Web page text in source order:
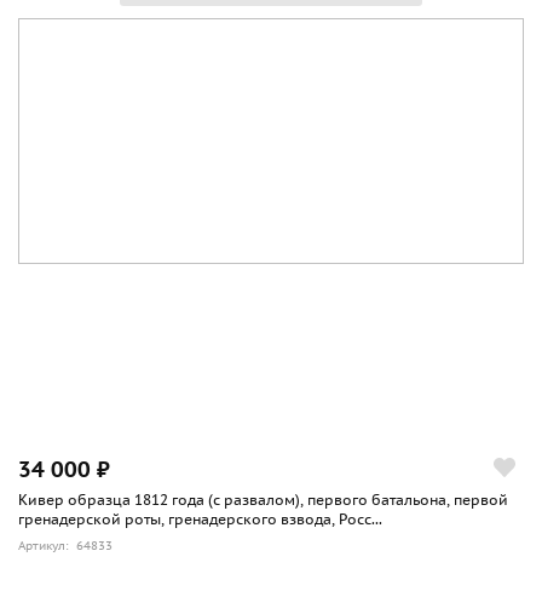
34 000 ₽
Кивер образца 1812 года (с развалом), первого батальона, первой
гренадерской роты, гренадерского взвода, Росс...
Артикул: 64833